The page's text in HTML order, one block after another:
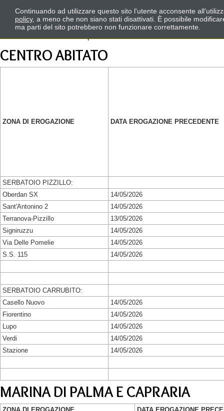
CENTRO ABITATO
ZONA DI EROGAZIONE DATA EROGAZIONE PRECEDENTE
SERBATOIO PIZZILLO:
Oberdan SX
14/05/2026
Sant'Antonino 2
14/05/2026
Terranova-Pizzillo
13/05/2026
Signiruzzu
14/05/2026
Via Delle Pomelie
14/05/2026
S.S. 115
14/05/2026
SERBATOIO CARRUBITO:
Casello Nuovo
14/05/2026
Fiorentino
14/05/2026
Lupo
14/05/2026
Verdi
14/05/2026
Stazione
14/05/2026
MARINA DI PALMA E CAPRARIA
Continuando ad utilizzare questo sito l'utente acconsente
policy, a meno che non siano stati disattivati. È possibile
ma parti del sito potrebbero non funzionare correttamente.